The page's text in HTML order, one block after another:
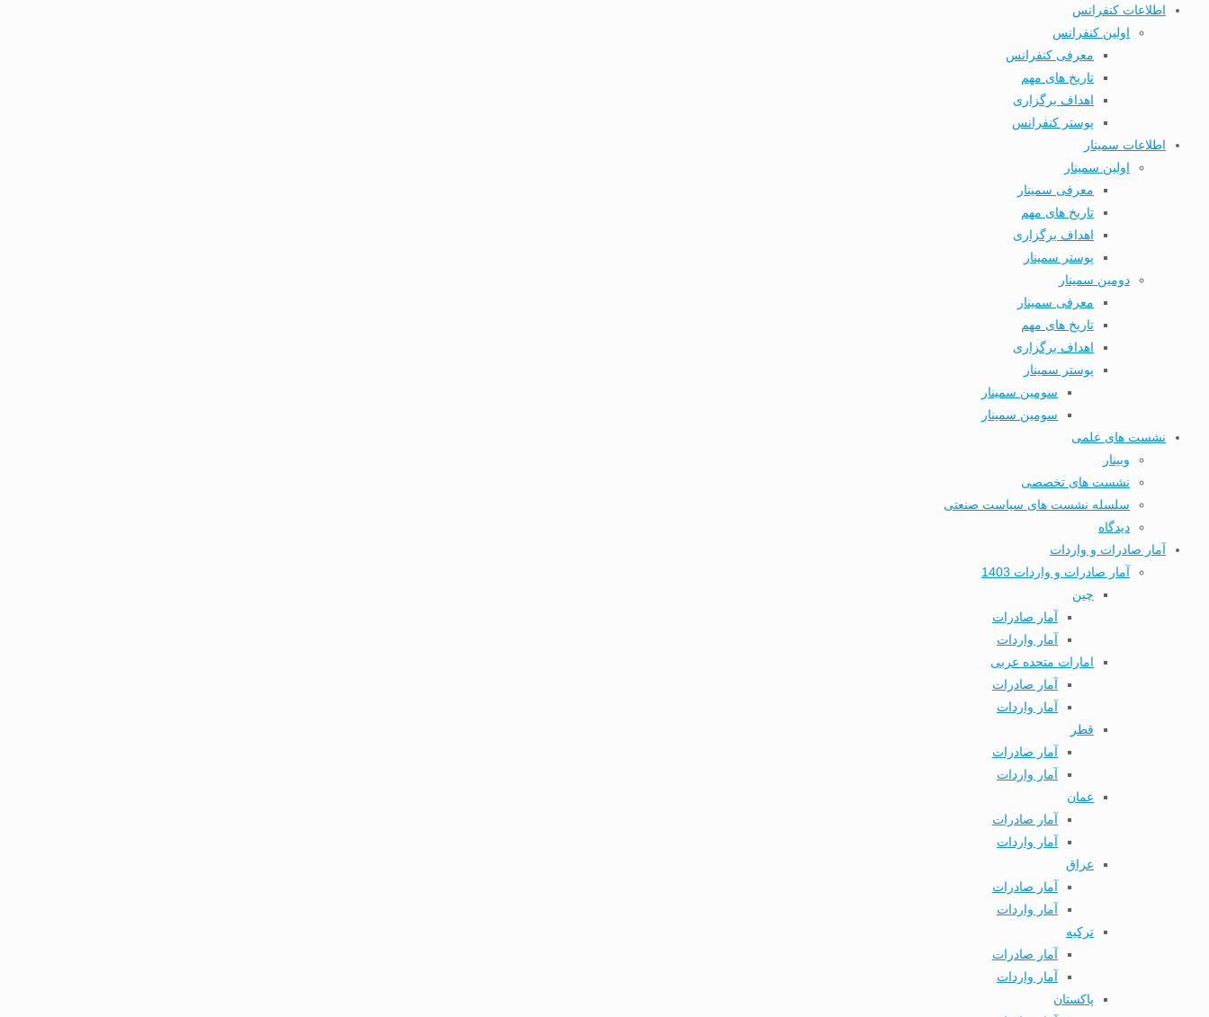
اطلاعات کنفرانس
اولین کنفرانس
معرفی کنفرانس
تاریخ های مهم
اهداف برگزاری
پوستر کنفرانس
اطلاعات سمینار
اولین سمینار
معرفی سمینار
تاریخ های مهم
اهداف برگزاری
پوستر سمینار
دومین سمینار
معرفی سمینار
تاریخ های مهم
اهداف برگزاری
پوستر سمینار
سومین سمینار
سومین سمینار
نشست های علمی
وبینار
نشست های تخصصی
سلسله نشست های سیاست صنعتی
دیدگاه
آمار صادرات و واردات
آمار صادرات و واردات 1403
چین
آمار صادرات
آمار واردات
امارات متحده عربی
آمار صادرات
آمار واردات
قطر
آمار صادرات
آمار واردات
عمان
آمار صادرات
آمار واردات
عراق
آمار صادرات
آمار واردات
ترکیه
آمار صادرات
آمار واردات
پاکستان